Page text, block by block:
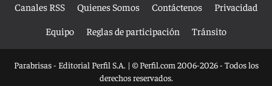
Canales RSS Quienes Somos Contáctenos
Privacidad
Equipo
Reglas de participación Tránsito
Parabrisas - Editorial Perfil S.A. | © Perfil.com 2006-2026 - Todos los
derechos reservados.